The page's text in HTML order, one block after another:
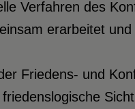
Verfahren des
erarbeitet
Friedens- und